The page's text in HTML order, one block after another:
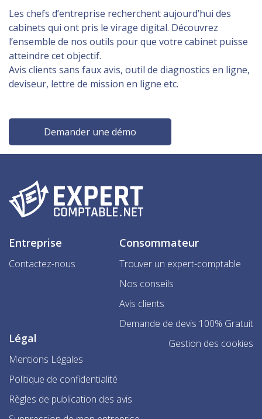
Les chefs d’entreprise recherchent aujourd’hui des
cabinets qui ont pris le virage digital. Découvrez
l’ensemble de nos outils pour que votre cabinet puisse
atteindre cet objectif.
Avis clients sans faux avis, outil de diagnostics en ligne,
deviseur, lettre de mission en ligne etc.
Demander une démo
Entreprise
Contactez-nous
Consommateur
Trouver un expert-comptable
Nos conseils
Avis clients
Demande de devis 100% Gratuit
Légal
Mentions Légales
Politique de confidentialité
Règles de publication des avis
Gestion des cookies